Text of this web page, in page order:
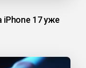
iPhone 17 уже